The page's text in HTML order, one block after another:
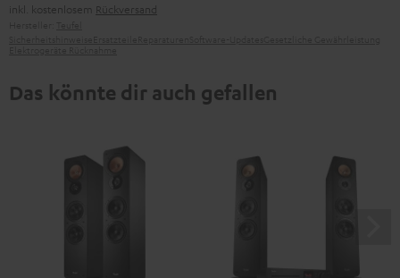
inkl. kostenlosem Rückversand
Das könnte dir auch gefallen